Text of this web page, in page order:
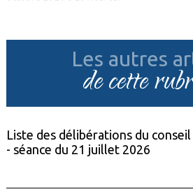
Les autres
de cette
Liste des délibérations du
- séance du 21 juillet 2026